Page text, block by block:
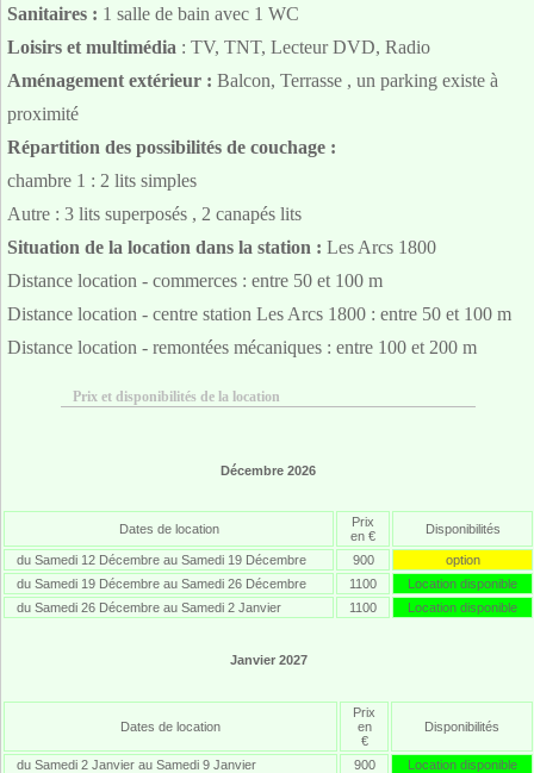
Sanitaires : 1 salle de bain avec 1 WC
Loisirs et multimédia : TV, TNT, Lecteur DVD, Radio
Aménagement extérieur : Balcon, Terrasse , un parking existe à
proximité
Répartition des possibilités de couchage :
chambre 1 : 2 lits simples
Autre : 3 lits superposés , 2 canapés lits
Situation de la location dans la station : Les Arcs 1800
Distance location - commerces : entre 50 et 100 m
Distance location - centre station Les Arcs 1800 : entre 50 et 100 m
Distance location - remontées mécaniques : entre 100 et 200 m
Prix et disponibilités de la location
Décembre 2026
Dates de location
Prix
en €
Disponibilités
du Samedi 12 Décembre au Samedi 19 Décembre 900
option
du Samedi 19 Décembre au Samedi 26 Décembre
1100
Location disponible
du Samedi 26 Décembre au Samedi 2 Janvier
1100 Location disponible
Janvier 2027
Dates de location
Prix
en
€
Disponibilités
du Samedi 2 Janvier au Samedi 9 Janvier 900
Location disponible